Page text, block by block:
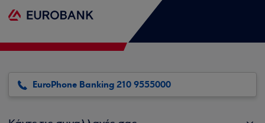
EuroPhone Banking 210 9555000